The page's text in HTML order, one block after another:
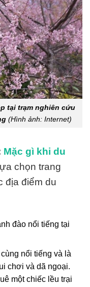
tại trạm nghiên cứu
(Hình ảnh: Internet)
Mặc gì khi du
chọn trang
địa điểm du
đào nổi tiếng tại
nổi tiếng và là
chơi và dã ngoại.
một chiếc lều trại